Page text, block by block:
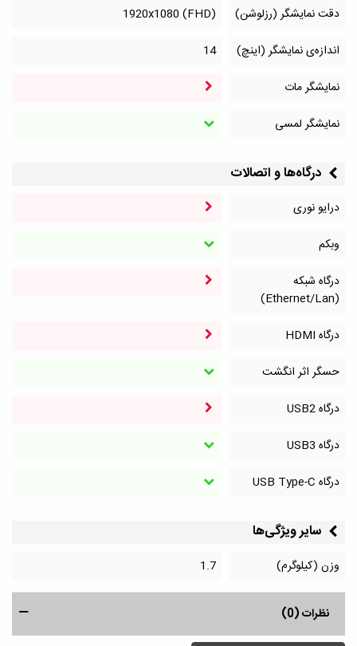
دقت نمایشگر (رزلوشن)
1920x1080 (FHD)
اندازه‌ی نمایشگر (اینچ)
14
نمایشگر مات
نمایشگر لمسی
درگاه‌ها و اتصالات
درایو نوری
وبکم
درگاه شبکه
(Ethernet/Lan)
درگاه HDMI
حسگر اثر انگشت
درگاه‌ USB2
درگاه‌ USB3
درگاه‌ USB Type-C
سایر ویژگی‌ها
وزن (کیلوگرم) 1.7
نظرات (0)